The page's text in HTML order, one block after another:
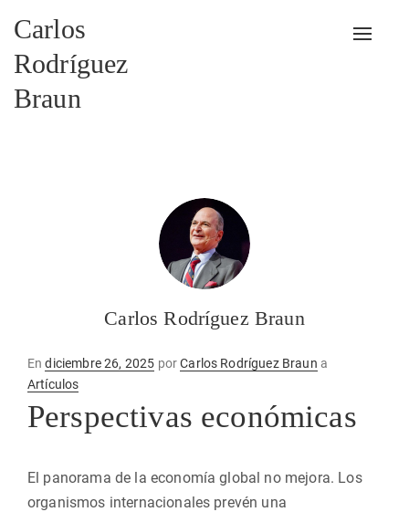
Carlos
Rodríguez
Braun
Carlos Rodríguez Braun
EnPublicado
en
diciembre 26, 2025 porCarlos Rodríguez Braun a
Artículos
Perspectivas económicas
El panorama de la economía global no mejora. Los
organismos internacionales prevén una